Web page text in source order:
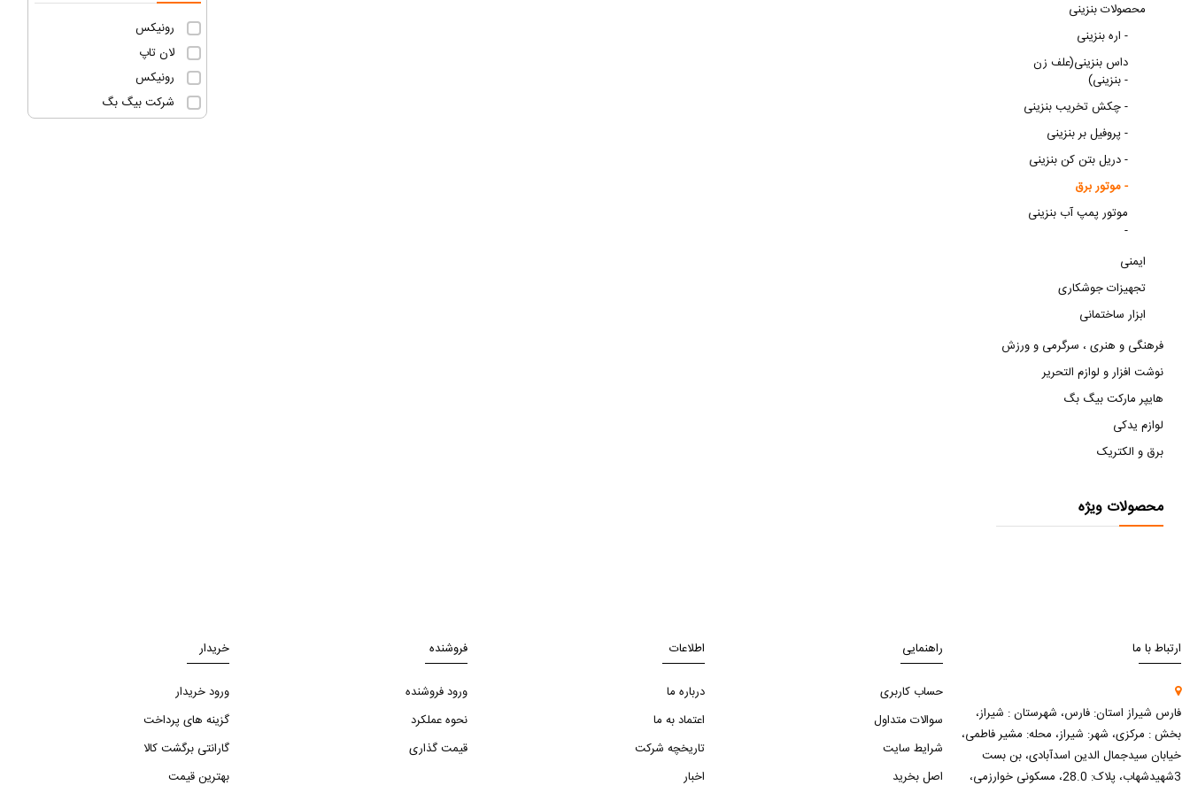
رونیکس
لان تاپ
رونیکس
شرکت بیگ بگ
محصولات بنزینی
اره بنزینی -
داس بنزینی(علف زن
بنزینی) -
چکش تخریب بنزینی -
پروفیل بر بنزینی -
دریل بتن کن بنزینی -
موتور برق -
موتور پمپ آب بنزینی
-
ایمنی
تجهیزات جوشکاری
ابزار ساختمانی
فرهنگی و هنری ، سرگرمی و ورزش
نوشت افزار و لوازم التحریر
هایپر مارکت بیگ بگ
لوازم یدکی
برق و الکتریک
محصولات ویژه
ارتباط با ما
فارس شیراز استان: فارس، شهرستان : شیراز،
بخش : مرکزی، شهر: شیراز، محله: مشیر فاطمی،
خیابان سیدجمال الدین اسدآبادی، بن بست
3شهیدشهاب، پلاک: 28.0، مسکونی خوارزمی،
راهنمایی
حساب کاربری
سوالات متداول
شرایط سایت
اصل بخرید
اطلاعات
درباره ما
اعتماد به ما
تاریخچه شرکت
اخبار
فروشنده
ورود فروشنده
نحوه عملکرد
قیمت گذاری
خریدار
ورود خریدار
گزینه های پرداخت
گارانتی برگشت کالا
بهترین قیمت